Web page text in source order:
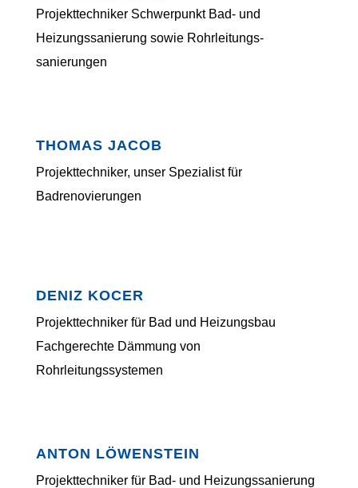
Projekttechniker Schwerpunkt Bad- und
Heizungssanierung sowie Rohr­lei­tungs­
sanierungen
THOMAS JACOB
Projekttechniker, unser Spezialist für
Badrenovierungen
DENIZ KOCER
Projekttechniker für Bad und Heizungsbau
Fachgerechte Dämmung von
Rohrleitungssystemen
ANTON LÖWENSTEIN
Projekttechniker für Bad- und Heizungssanierung